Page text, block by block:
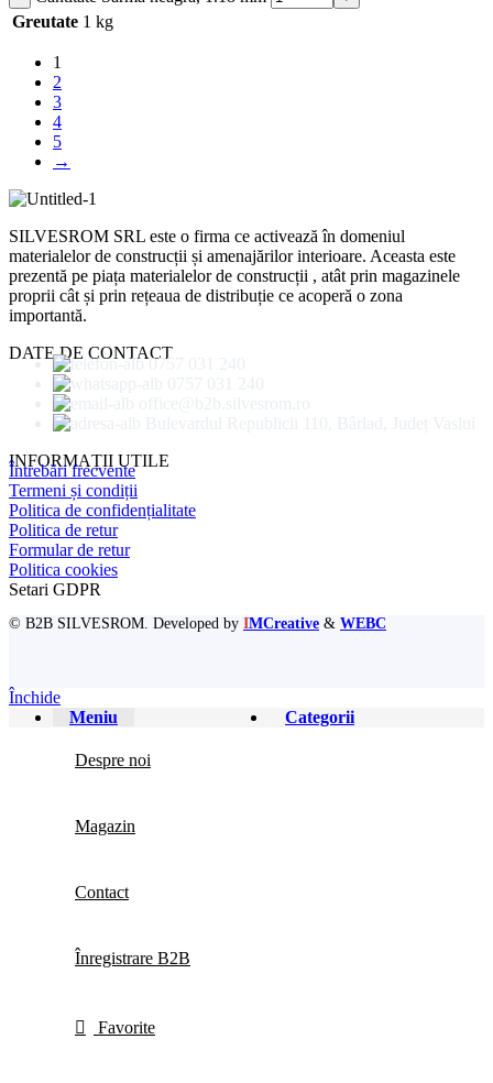
Greutate 1 kg
1
2
3
4
5
→
SILVESROM SRL este o firma ce activează în domeniul
materialelor de construcții și amenajărilor interioare. Aceasta este
prezentă pe piața materialelor de construcții , atât prin magazinele
proprii cât și prin rețeaua de distribuție ce acoperă o zona
importantă.
DATE DE CONTACT
0757 031 240
INFORMAȚII UTILE
Întrebări frecvente
Termeni și condiții
Politica de confidențialitate
Politica de retur
Formular de retur
Politica cookies
Setari GDPR
© B2B SILVESROM. Developed by IMCreative & WEBC
Închide
Meniu
Categorii
Despre noi
Magazin
Contact
Înregistrare B2B
Favorite